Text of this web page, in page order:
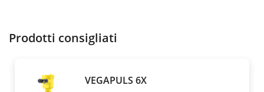
Prodotti consigliati
VEGAPULS 6X